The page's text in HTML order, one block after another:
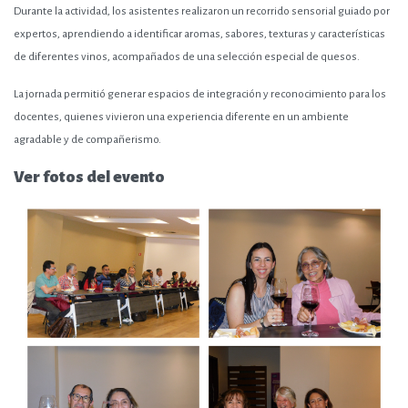
Durante la actividad, los asistentes realizaron un recorrido sensorial guiado por
expertos, aprendiendo a identificar aromas, sabores, texturas y características
de diferentes vinos, acompañados de una selección especial de quesos.
La jornada permitió generar espacios de integración y reconocimiento para los
docentes, quienes vivieron una experiencia diferente en un ambiente
agradable y de compañerismo.
Ver fotos del evento